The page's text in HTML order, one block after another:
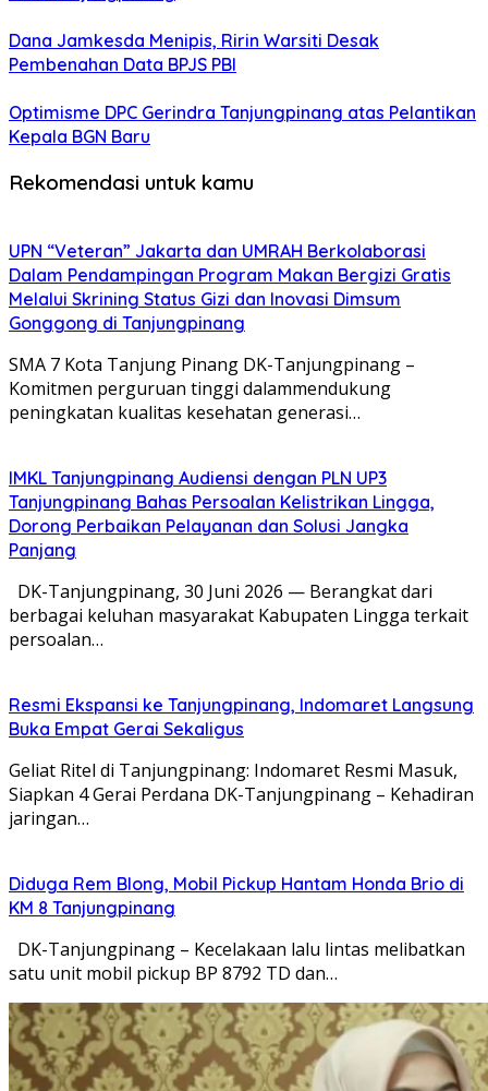
Dana Jamkesda Menipis, Ririn Warsiti Desak
Pembenahan Data BPJS PBI
Optimisme DPC Gerindra Tanjungpinang atas Pelantikan
Kepala BGN Baru
Rekomendasi untuk kamu
UPN “Veteran” Jakarta dan UMRAH Berkolaborasi
Dalam Pendampingan Program Makan Bergizi Gratis
Melalui Skrining Status Gizi dan Inovasi Dimsum
Gonggong di Tanjungpinang
SMA 7 Kota Tanjung Pinang DK-Tanjungpinang –
Komitmen perguruan tinggi dalammendukung
peningkatan kualitas kesehatan generasi…
IMKL Tanjungpinang Audiensi dengan PLN UP3
Tanjungpinang Bahas Persoalan Kelistrikan Lingga,
Dorong Perbaikan Pelayanan dan Solusi Jangka
Panjang
DK-Tanjungpinang, 30 Juni 2026 — Berangkat dari
berbagai keluhan masyarakat Kabupaten Lingga terkait
persoalan…
Resmi Ekspansi ke Tanjungpinang, Indomaret Langsung
Buka Empat Gerai Sekaligus
Geliat Ritel di Tanjungpinang: Indomaret Resmi Masuk,
Siapkan 4 Gerai Perdana DK-Tanjungpinang – Kehadiran
jaringan…
Diduga Rem Blong, Mobil Pickup Hantam Honda Brio di
KM 8 Tanjungpinang
DK-Tanjungpinang – Kecelakaan lalu lintas melibatkan
satu unit mobil pickup BP 8792 TD dan…